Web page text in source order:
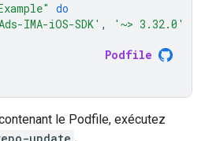
do
IMA-iOS-SDK' ,
'~> 3.32.0'
Podfile
le Podfile, exécutez